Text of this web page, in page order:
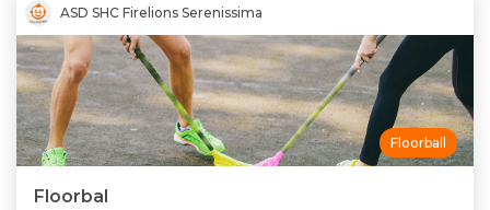
ASD SHC Firelions Serenissima
Floorball
Floorbal